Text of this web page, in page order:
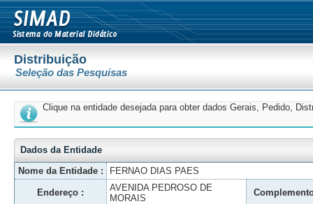
Distribuição
Seleção das Pesquisas
Clique na entidade desejada para obter dados Gerais, Pedido,
Dados da Entidade
Nome da Entidade :
FERNAO DIAS PAES
Endereço :
AVENIDA PEDROSO DE
MORAIS